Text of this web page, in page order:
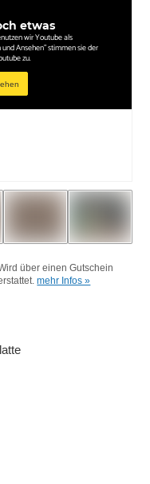
etwas
wir Youtube als
Ansehen" stimmen sie der
zu.
über einen Gutschein
mehr Infos »